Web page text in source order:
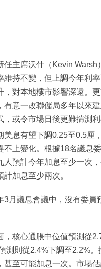
任主席沃什（Kevin Warsh
維持不變，但上調今年利
，對本地樓市影響深遠。
有意一改聯儲局多年以來
，或令市場日後更難揣測利
美息有望下調0.25至0.5厘
不上變化。根據18名議息
人預計今年加息至少一次
加息至少兩次。
3月議息會議中，沒有委員
，核心通脹中位值預測從
測則從2.4%下調至2.2%
甚至可能加息一次。市場